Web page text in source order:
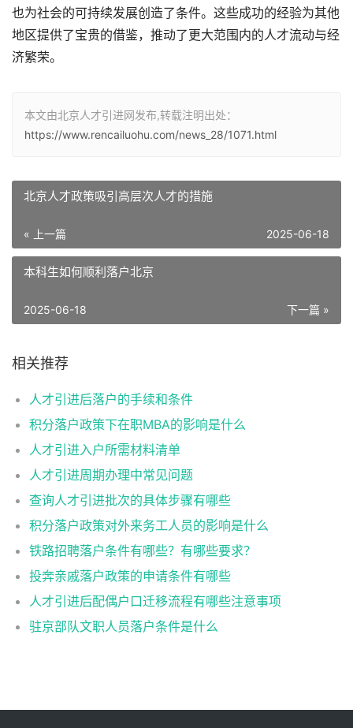
也为社会的可持续发展创造了条件。这些成功的经验为其他
地区提供了宝贵的借鉴，推动了更大范围内的人才流动与经
济繁荣。
本文由北京人才引进网发布,转载注明出处：
https://www.rencailuohu.com/news_28/1071.html
北京人才政策吸引高层次人才的措施
« 上一篇 2025-06-18
本科生如何顺利落户北京
下一篇 »
2025-06-18
相关推荐
人才引进后落户的手续和条件
积分落户政策下在职MBA的影响是什么
人才引进入户所需材料清单
人才引进周期办理中常见问题
查询人才引进批次的具体步骤有哪些
积分落户政策对外来务工人员的影响是什么
铁路招聘落户条件有哪些？有哪些要求？
投奔亲戚落户政策的申请条件有哪些
人才引进后配偶户口迁移流程有哪些注意事项
驻京部队文职人员落户条件是什么